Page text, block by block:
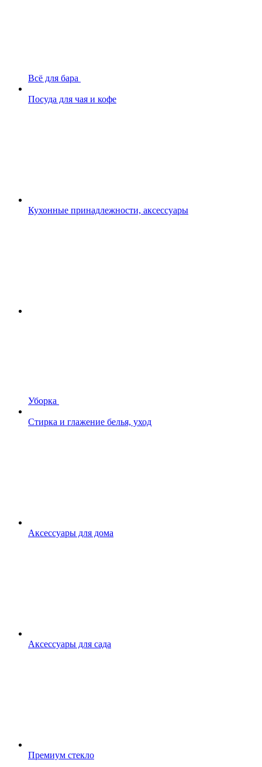
Всё для бара
Посуда для чая и кофе
Кухонные принадлежности, аксессуары
Уборка
Стирка и глажение белья, уход
Аксессуары для дома
Аксессуары для сада
Премиум стекло